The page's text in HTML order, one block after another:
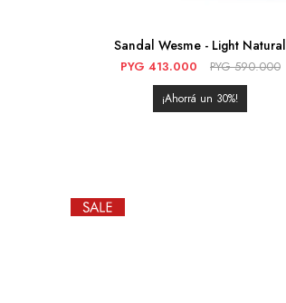
Sandal Wesme - Light Natural
PYG 413.000 PYG 590.000
30